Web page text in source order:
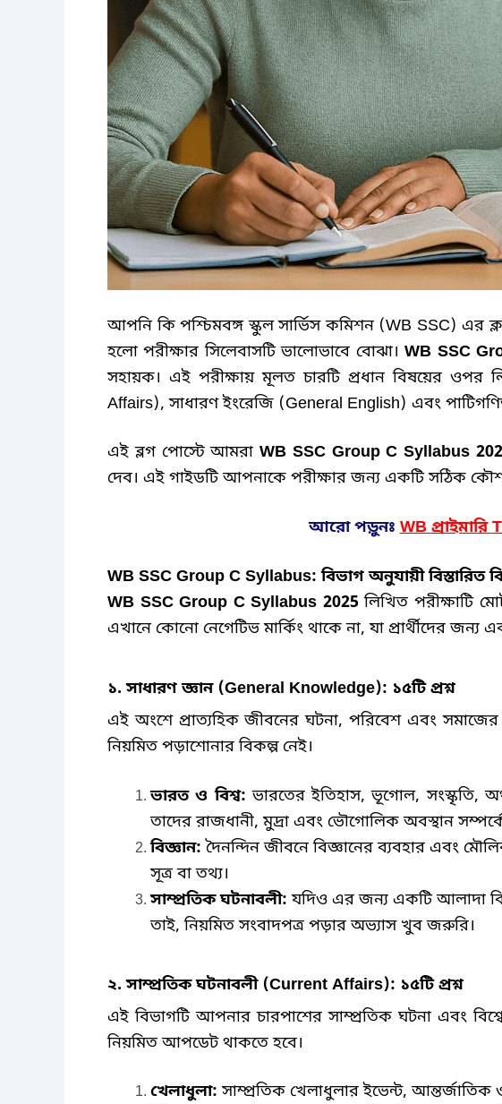
আপনি কি পশ্চিমবঙ্গ স্কুল সার্ভিস কমিশন (WB SSC)এর
হলো পরীক্ষার সিলেবাসটি ভালোভাবে বোঝা।WB SSC
সহায়ক। এই পরীক্ষায় মূলত চারটি প্রধান বিষয়ের ওপর
Affairs),সাধারণ ইংরেজি (General English) এবং
এই ব্লগ পোস্টে আমরা WB SSC Group C Syllabus
দেব। এই গাইডটি আপনাকে পরীক্ষার জন্য একটি সঠিক
আরো পড়ুনঃWBপ্রাইমারি
WB SSC Group C Syllabus:বিভাগ অনুযায়ী বিস্তারিত
WB SSC Group C Syllabus 2025লিখিত পরীক্ষাটি
এখানে কোনো নেগেটিভ মার্কিং থাকে না,যা প্রার্থীদের জন্য
১.সাধারণ জ্ঞান (General Knowledge): ১৫টি প্রশ্ন
এই অংশে প্রাত্যহিক জীবনের ঘটনা, পরিবেশ এবং সমাজের
নিয়মিত পড়াশোনার বিকল্প নেই।
ভারত ও বিশ্ব: ভারতের ইতিহাস,ভূগোল,সংস্কৃতি,
তাদের রাজধানী,মুদ্রা এবং ভৌগোলিক অবস্থান
বিজ্ঞান: দৈনন্দিন জীবনে বিজ্ঞানের ব্যবহার এবং
সূত্র বা তথ্য।
সাম্প্রতিক ঘটনাবলী: যদিও এর জন্য একটি আলাদা
তাই,নিয়মিত সংবাদপত্র পড়ার অভ্যাস খুব জরুরি।
২.সাম্প্রতিক ঘটনাবলী (Current Affairs): ১৫টি প্রশ্ন
এই বিভাগটি আপনার চারপাশের সাম্প্রতিক ঘটনা এবং
নিয়মিত আপডেট থাকতে হবে।
খেলাধুলা: সাম্প্রতিক খেলাধুলার ইভেন্ট,আন্তর্জাতিক